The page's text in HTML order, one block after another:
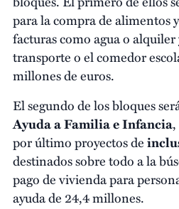
para la compra de alimentos
facturas como agua o
transporte o el comedor
millones de euros.
El segundo de los bloques
Ayuda a Familia e Infancia
por último proyectos de
destinados sobre todo a la
pago de vivienda para
ayuda de 24,4 millones.